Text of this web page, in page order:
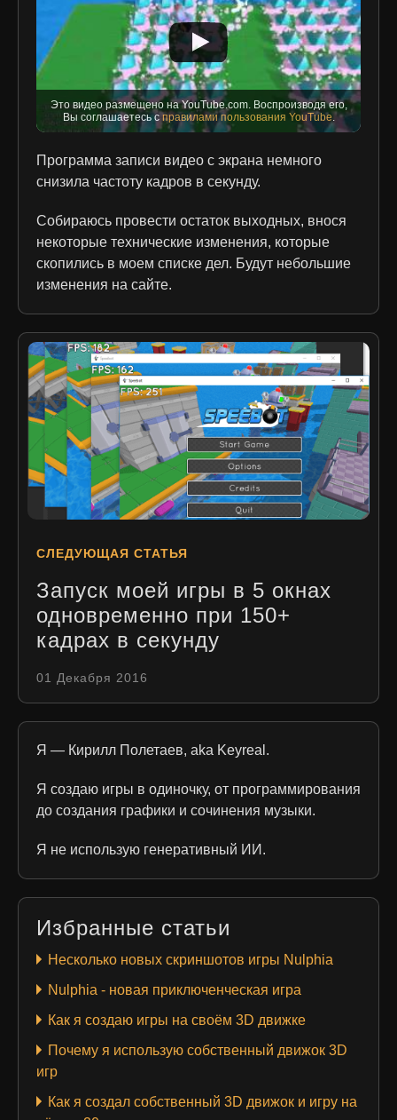
Это видео размещено на YouTube.com. Воспроизводя его,
Вы соглашаетесь с правилами пользования YouTube.
Программа записи видео с экрана немного
снизила частоту кадров в секунду.
Собираюсь провести остаток выходных, внося
некоторые технические изменения, которые
скопились в моем списке дел. Будут небольшие
изменения на сайте.
СЛЕДУЮЩАЯ СТАТЬЯ
Запуск моей игры в 5 окнах
одновременно при 150+
кадрах в секунду
01 Декабря 2016
Я — Кирилл Полетаев, aka Keyreal.
Я создаю игры в одиночку, от программирования
до создания графики и сочинения музыки.
Я не использую генеративный ИИ.
Избранные статьи
Несколько новых скриншотов игры Nulphia
Nulphia - новая приключенческая игра
Как я создаю игры на своём 3D движке
Почему я использую собственный движок 3D
игр
Как я создал собственный 3D движок и игру на